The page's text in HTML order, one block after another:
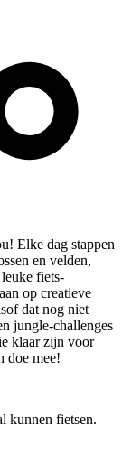
Elke dag stappen
en velden,
fiets-
op creatieve
dat nog niet
jungle-challenges
klaar zijn voor
doe mee!
kunnen fietsen.